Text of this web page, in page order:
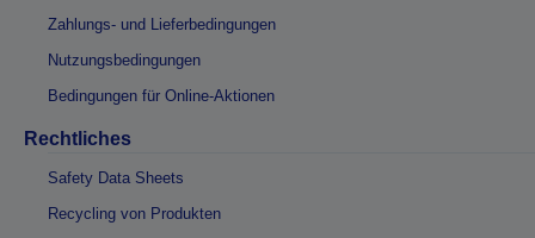
Zahlungs- und Lieferbedingungen
Nutzungsbedingungen
Bedingungen für Online-Aktionen
Rechtliches
Safety Data Sheets
Recycling von Produkten